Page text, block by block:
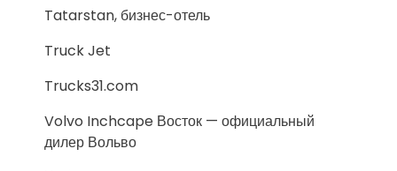
Tatarstan, бизнес-отель
Truck Jet
Trucks31.com
Volvo Inchcape Восток — официальный
дилер Вольво